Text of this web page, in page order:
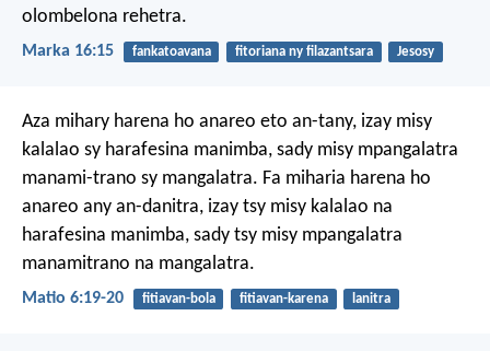
olombelona rehetra.
Marka 16:15 fankatoavana fitoriana ny filazantsara Jesosy
Aza mihary harena ho anareo eto an-tany, izay misy
kalalao sy harafesina manimba, sady misy mpangalatra
manami-trano sy mangalatra. Fa miharia harena ho
anareo any an-danitra, izay tsy misy kalalao na
harafesina manimba, sady tsy misy mpangalatra
manamitrano na mangalatra.
Matio 6:19-20 fitiavan-bola fitiavan-karena lanitra